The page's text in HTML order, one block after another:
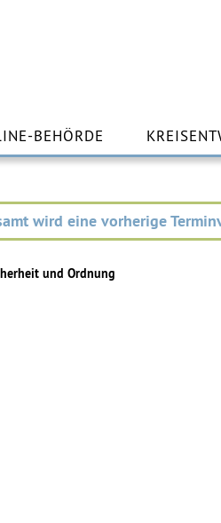
Inhalt BEHÖRDE
wird eine vorherige
und Ordnung